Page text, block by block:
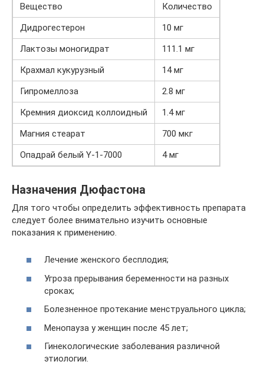
Вещество
Количество
Дидрогестерон
10 мг
Лактозы моногидрат
111.1 мг
Крахмал кукурузный
14 мг
Гипромеллоза
2.8 мг
Кремния диоксид коллоидный
1.4 мг
Магния стеарат
700 мкг
Опадрай белый Y-1-7000
4 мг
Назначения Дюфастона
Для того чтобы определить эффективность препарата
следует более внимательно изучить основные
показания к применению.
Лечение женского бесплодия;
Угроза прерывания беременности на разных
сроках;
Болезненное протекание менструального цикла;
Менопауза у женщин после 45 лет;
Гинекологические заболевания различной
этиологии.